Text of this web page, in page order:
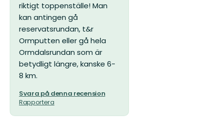
riktigt toppenställe! Man
kan antingen gå
reservatsrundan, t&r
Ormputten eller gå hela
Ormdalsrundan som är
betydligt längre, kanske 6-
8 km.
Svara på denna recension
Rapportera